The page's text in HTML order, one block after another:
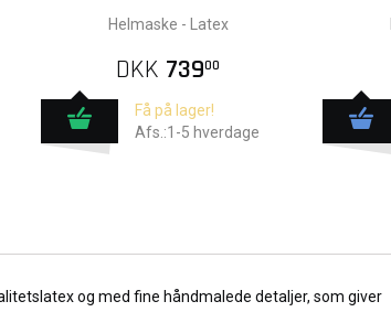
Helmaske - Latex
DKK 73900
Få på lager!
Afs.:1-5 hverdage
og med fine håndmalede detaljer, som giver